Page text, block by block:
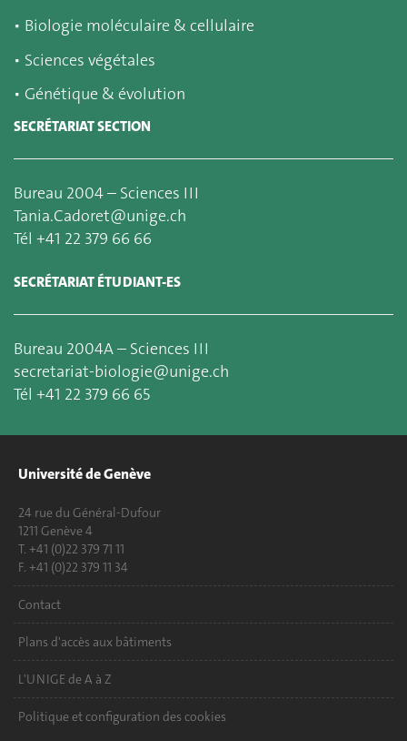
▪ Biologie moléculaire & cellulaire
▪ Sciences végétales
▪ Génétique & évolution
SECRÉTARIAT SECTION
Bureau 2004 – Sciences III
Tania.Cadoret@unige.ch
Tél +41 22 379 66 66
SECRÉTARIAT ÉTUDIANT-ES
Bureau 2004A – Sciences III
secretariat-biologie@unige.ch
Tél +41 22 379 66 65
Université de Genève
24 rue du Général-Dufour
1211 Genève 4
T. +41 (0)22 379 71 11
F. +41 (0)22 379 11 34
Contact
Plans d'accès aux bâtiments
L'UNIGE de A à Z
Politique et configuration des cookies